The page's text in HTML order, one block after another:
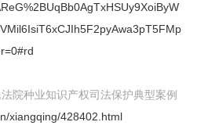
院种业知识产权司法保护典型案例
xiangqing/428402.html